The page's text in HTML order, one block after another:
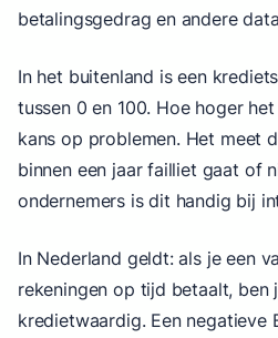
betalingsgedrag en andere
In het buitenland is een
tussen 0 en 100. Hoe hoger
kans op problemen. Het meet
binnen een jaar failliet gaat of
ondernemers is dit handig bij
In Nederland geldt: als je een
rekeningen op tijd betaalt, ben
kredietwaardig. Een negatieve